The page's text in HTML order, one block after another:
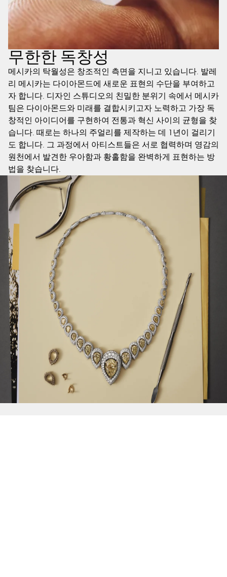
무한한 독창성
메시카의 탁월성은 창조적인 측면을 지니고 있습니다. 발레
리 메시카는 다이아몬드에 새로운 표현의 수단을 부여하고
자 합니다. 디자인 스튜디오의 친밀한 분위기 속에서 메시카
팀은 다이아몬드와 미래를 결합시키고자 노력하고 가장 독
창적인 아이디어를 구현하여 전통과 혁신 사이의 균형을 찾
습니다. 때로는 하나의 주얼리를 제작하는 데 1년이 걸리기
도 합니다. 그 과정에서 아티스트들은 서로 협력하며 영감의
원천에서 발견한 우아함과 황홀함을 완벽하게 표현하는 방
법을 찾습니다.